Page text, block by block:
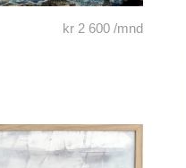
kr2 600/mnd